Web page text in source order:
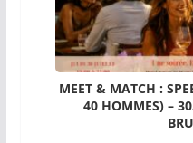
MEET & MATCH :
40 HOMMES) –